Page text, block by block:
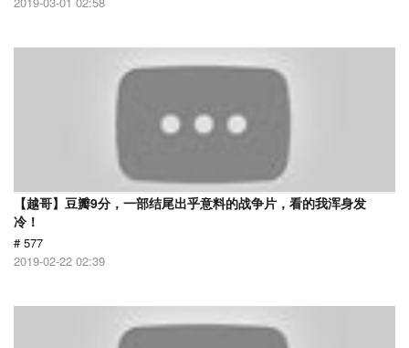
【越哥】豆瓣9分，一部结尾出乎意料的战争片，看的我浑身发
冷！
# 577
2019-02-22 02:39